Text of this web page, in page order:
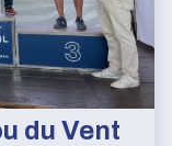
du Vent